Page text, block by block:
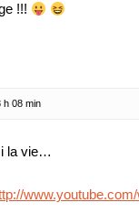
!!!
h 08 min
la vie…